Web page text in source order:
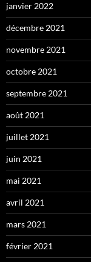
janvier 2022
décembre 2021
novembre 2021
octobre 2021
septembre 2021
août 2021
juillet 2021
juin 2021
mai 2021
avril 2021
mars 2021
février 2021